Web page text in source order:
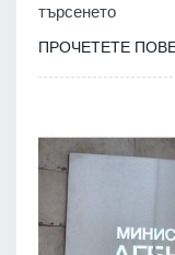
търсенето
ПРОЧЕТЕТЕ